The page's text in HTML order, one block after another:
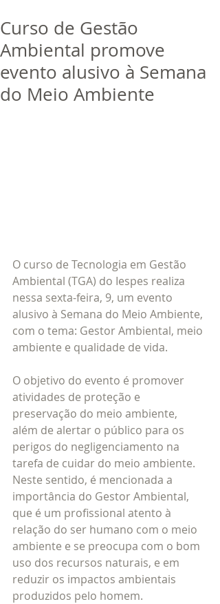
Trabalhe Conosco
Curso de Gestão
Ambiental promove
evento alusivo à Semana
do Meio Ambiente
O curso de Tecnologia em Gestão
Ambiental (TGA) do Iespes realiza
nessa sexta-feira, 9, um evento
alusivo à Semana do Meio Ambiente,
com o tema: Gestor Ambiental, meio
ambiente e qualidade de vida.
O objetivo do evento é promover
atividades de proteção e
preservação do meio ambiente,
além de alertar o público para os
perigos do negligenciamento na
tarefa de cuidar do meio ambiente.
Neste sentido, é mencionada a
importância do Gestor Ambiental,
que é um profissional atento à
relação do ser humano com o meio
ambiente e se preocupa com o bom
uso dos recursos naturais, e em
reduzir os impactos ambientais
produzidos pelo homem.